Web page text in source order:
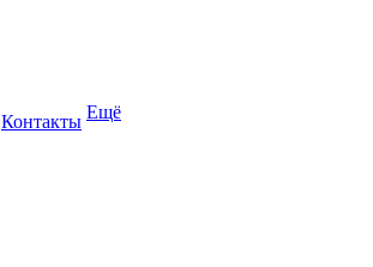
Контакты Ещё